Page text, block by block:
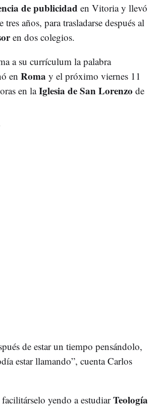
de publicidad en Vitoria y llevó
tres años, para trasladarse después al
en dos colegios.
a su currículum la palabra
en Roma y el próximo viernes 11
en laIglesia de San Lorenzo de
de estar un tiempo pensándolo,
estar llamando”, cuenta Carlos
yendo a estudiarTeología